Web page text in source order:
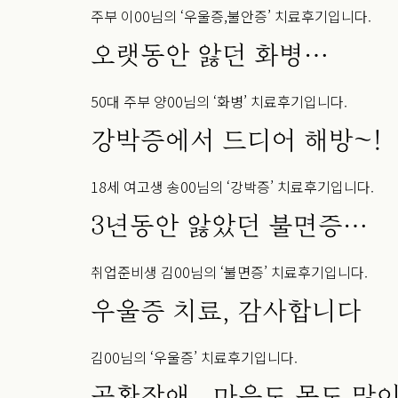
주부 이00님의 ‘우울증,불안증’ 치료후기입니다.
오랫동안 앓던 화병…
50대 주부 양00님의 ‘화병’ 치료후기입니다.
강박증에서 드디어 해방~!
18세 여고생 송00님의 ‘강박증’ 치료후기입니다.
3년동안 앓았던 불면증…
취업준비생 김00님의 ‘불면증’ 치료후기입니다.
우울증 치료, 감사합니다
김00님의 ‘우울증’ 치료후기입니다.